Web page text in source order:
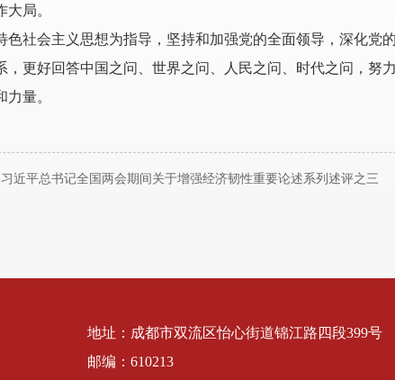
局。
社会主义思想为指导，坚持和加强党的全面领导，深化党
更好回答中国之问、世界之问、人民之问、时代之问，努
量。
平总书记全国两会期间关于增强经济韧性重要论述系列述评之三
地址：成都市双流区怡心街道锦江路四段399号
邮编：610213